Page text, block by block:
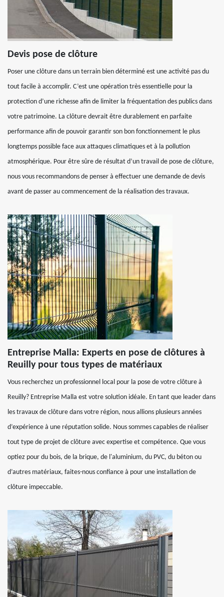
Devis pose de clôture
Poser une clôture dans un terrain bien déterminé est une activité pas du
tout facile à accomplir. C’est une opération très essentielle pour la
protection d’une richesse afin de limiter la fréquentation des publics dans
votre patrimoine. La clôture devrait être durablement en parfaite
performance afin de pouvoir garantir son bon fonctionnement le plus
longtemps possible face aux attaques climatiques et à la pollution
atmosphérique. Pour être sûre de résultat d’un travail de pose de clôture,
nous vous recommandons de penser à effectuer une demande de devis
avant de passer au commencement de la réalisation des travaux.
Entreprise Malla: Experts en pose de clôtures à
Reuilly pour tous types de matériaux
Vous recherchez un professionnel local pour la pose de votre clôture à
Reuilly? Entreprise Malla est votre solution idéale. En tant que leader dans
les travaux de clôture dans votre région, nous allions plusieurs années
d’expérience à une réputation solide. Nous sommes capables de réaliser
tout type de projet de clôture avec expertise et compétence. Que vous
optiez pour du bois, de la brique, de l'aluminium, du PVC, du béton ou
d’autres matériaux, faites-nous confiance à pour une installation de
clôture impeccable.